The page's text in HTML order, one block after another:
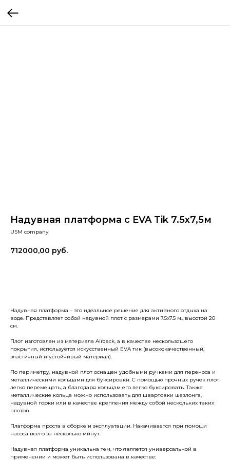
Надувная платформа с EVA Tik 7.5х7,5м
USM company
712000,00 руб.
Надувная платформа – это идеальное решение для активного отдыха на
воде. Представляет собой надувной плот с размерами 7.5х7.5 м., высотой 20
см.
Плот изготовлен из материала Airdeck, а в качестве нескользящего
покрытия, используется искусственный EVA тик (высококачественный,
эластичный и устойчивый материал).
По периметру, надувной плот оснащен удобными ручками для переноса и
металлическими кольцами для буксировки. С помощью прочных ручек плот
легко перемещать, а благодаря кольцам его легко буксировать. Также
металлические кольца можно использовать для швартовки шезлонга,
надувной горки или в качестве крепления между собой нескольких таких
плотов.
Платформа проста в сборке и эксплуатации. Накачивается при помощи
насоса всего за несколько минут.
Надувная платформа уникальна тем, что является универсальной в
применении и может быть использована в качестве: